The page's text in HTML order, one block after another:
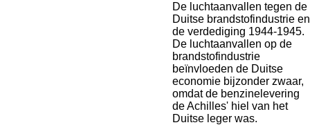
De luchtaanvallen tegen de
Duitse brandstofindustrie en
de verdediging 1944-1945.
De luchtaanvallen op de
brandstofindustrie
beïnvloeden de Duitse
economie bijzonder zwaar,
omdat de benzinelevering
de Achilles' hiel van het
Duitse leger was.